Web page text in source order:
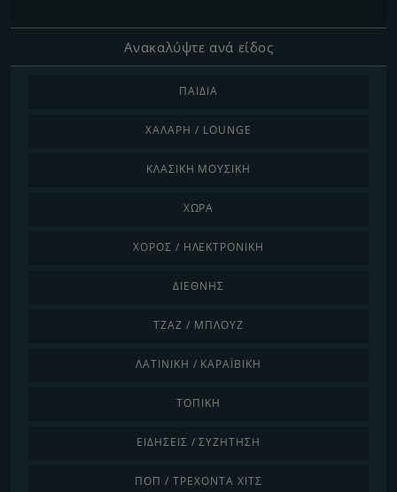
Ανακαλύψτε ανά είδος
ΠΑΙΔΙΆ
ΧΑΛΑΡΉ / LOUNGE
ΚΛΑΣΙΚΉ ΜΟΥΣΙΚΉ
ΧΏΡΑ
ΧΟΡΌΣ / ΗΛΕΚΤΡΟΝΙΚΉ
ΔΙΕΘΝΉΣ
ΤΖΑΖ / ΜΠΛΟΥΖ
ΛΑΤΙΝΙΚΉ / ΚΑΡΑΪΒΙΚΉ
ΤΟΠΙΚΉ
ΕΙΔΉΣΕΙΣ / ΣΥΖΉΤΗΣΗ
ΠΟΠ / ΤΡΈΧΟΝΤΑ ΧΙΤΣ